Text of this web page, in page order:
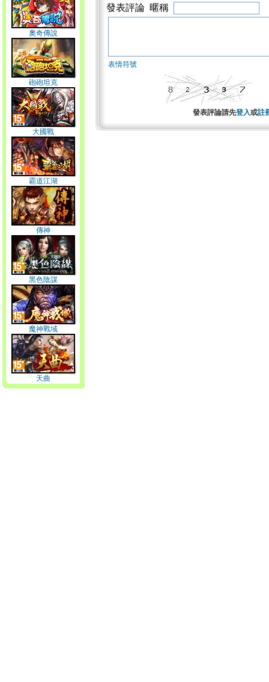
奧奇傳說
砲砲坦克
大國戰
霸道江湖
傳神
黑色陰謀
魔神戰域
天曲
發表評論 暱稱
表情符號
發表評論請先登入或註